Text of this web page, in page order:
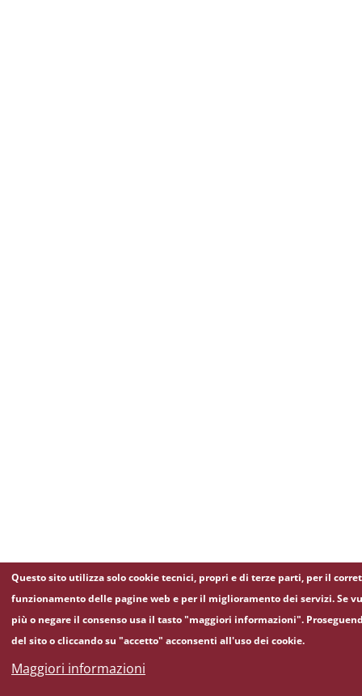
Questo sito utilizza solo cookie tecnici, propri e di terze parti, per il
funzionamento delle pagine web e per il miglioramento dei servizi. Se
più o negare il consenso usa il tasto "maggiori informazioni".
del sito o cliccando su "accetto" acconsenti all'uso dei cookie.
Maggiori informazioni